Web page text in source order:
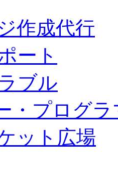
作成代行
ート
ブル
・プログラ
ット広場